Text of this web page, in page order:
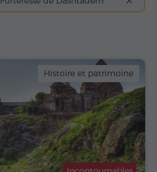
Histoire et patrimoine